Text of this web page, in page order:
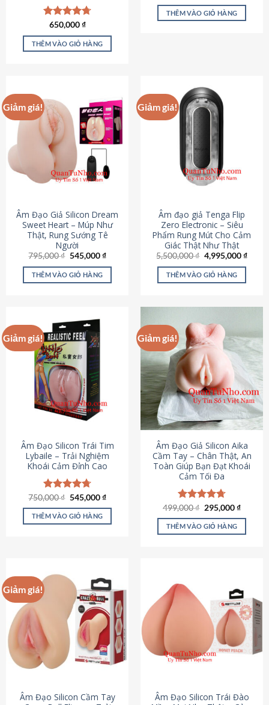
Được xếp
hạng4.75
5 sao
650,000₫
THÊM VÀO GIỎ HÀNG
là:
995,000 ₫.
tại
THÊM VÀO GIỎ HÀNG
Giảm giá!
Âm Đạo Giả Silicon Dream
Sweet Heart – Múp Như
Thật, Rung Sướng Tê
Người
795,000₫ Giá
là:
795,000 ₫.
545,000₫Giá
tại
545,000 ₫.
THÊM VÀO GIỎ HÀNG
Giảm giá!
Âm đạo giả Tenga Flip
Zero Electronic – Siêu
Phẩm Rung Mút Cho Cảm
Giác Thật Như Thật
5,500,000₫ Giá
gốc
là:
5,500,000 ₫.
4,995,000₫Giá
THÊM VÀO GIỎ HÀNG
Giảm giá!
Âm Đạo Silicon Trái Tim
Lybaile – Trải Nghiệm
Khoái Cảm Đỉnh Cao
Được xếp
hạng4.70
5 sao
750,000₫ Giá
là:
750,000 ₫.
545,000₫Giá
tại
545,000 ₫.
THÊM VÀO GIỎ HÀNG
Giảm giá!
Âm Đạo Giả Silicon Aika
Cầm Tay – Chân Thật, An
Toàn Giúp Bạn Đạt Khoái
Cảm Tối Đa
Được xếp
hạng4.75
5 sao
499,000₫ Giá
là:
499,000 ₫.
295,000₫Giá
tại
THÊM VÀO GIỎ HÀNG
Giảm giá!
Âm Đạo Silicon Cầm Tay
Âm Đạo Silicon Trái Đào